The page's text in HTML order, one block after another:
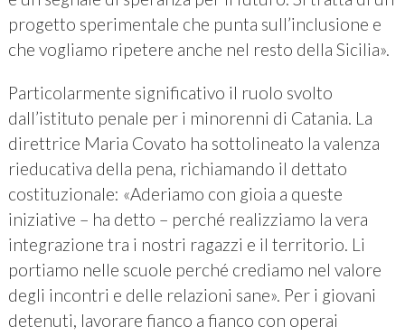
progetto sperimentale che punta sull’inclusione e
che vogliamo ripetere anche nel resto della Sicilia».
Particolarmente significativo il ruolo svolto
dall’istituto penale per i minorenni di Catania. La
direttrice Maria Covato ha sottolineato la valenza
rieducativa della pena, richiamando il dettato
costituzionale: «Aderiamo con gioia a queste
iniziative – ha detto – perché realizziamo la vera
integrazione tra i nostri ragazzi e il territorio. Li
portiamo nelle scuole perché crediamo nel valore
degli incontri e delle relazioni sane». Per i giovani
detenuti, lavorare fianco a fianco con operai